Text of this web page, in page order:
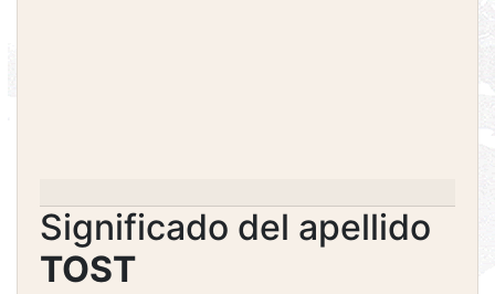
Significado del apellido
TOST